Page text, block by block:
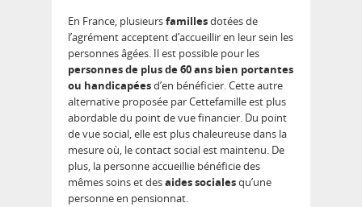
En France, plusieursfamillesdotées de
l’agrément acceptent d’accueillir en leur sein les
personnes âgées. Il est possible pour les
personnes de plus de 60 ans bien portantes
ou handicapéesd’en bénéficier. Cette autre
alternative proposée par Cettefamille est plus
abordable du point de vue financier. Du point
de vue social, elle est plus chaleureuse dans la
mesure où, le contact social est maintenu. De
plus, la personne accueillie bénéficie des
mêmes soins et desaides socialesqu’une
personne en pensionnat.